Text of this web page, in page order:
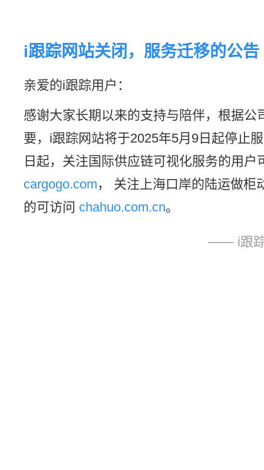
i跟踪网站关闭，服务迁移的公告
亲爱的i跟踪用户：
感谢大家长期以来的支持与陪伴，根据公
要，i跟踪网站将于2025年5月9日起停止
日起，关注国际供应链可视化服务的用户
cargogo.com， 关注上海口岸的陆运做柜
的可访问 chahuo.com.cn。
—— i跟踪